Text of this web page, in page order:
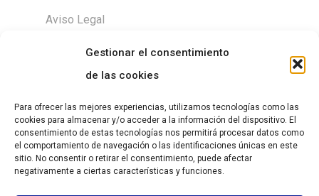
Gestionar el consentimiento
de las cookies
Para ofrecer las mejores experiencias, utilizamos tecnologías como las
cookies para almacenar y/o acceder a la información del dispositivo. El
consentimiento de estas tecnologías nos permitirá procesar datos como
el comportamiento de navegación o las identificaciones únicas en este
sitio. No consentir o retirar el consentimiento, puede afectar
negativamente a ciertas características y funciones.
Aviso Legal
DESCARGAS
Size chart